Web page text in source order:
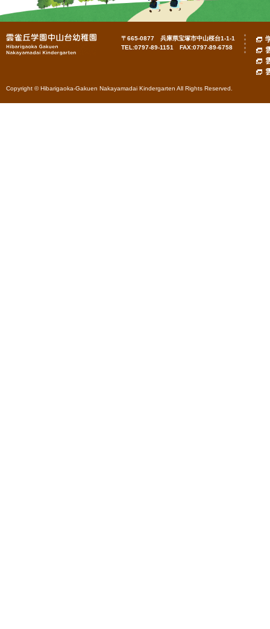
〒665-0877 兵庫県宝塚市中山桜台1-1-1
TEL:0797-89-1151 FAX:0797-89-6758
Copyright © Hibarigaoka-Gakuen Nakayamadai Kindergarten All Rights Reserved.